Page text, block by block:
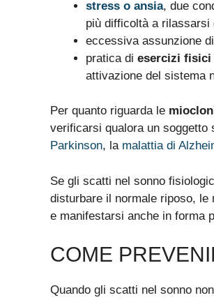
stress o ansia, due
più difficoltà a rilassarsi
eccessiva assunzione di
pratica di esercizi fisici
attivazione del sistema
Per quanto riguarda le
verificarsi qualora un soggetto
Parkinson, la malattia di
Se gli scatti nel sonno
disturbare il normale riposo, le
e manifestarsi anche in forma
COME
Quando gli scatti nel sonno